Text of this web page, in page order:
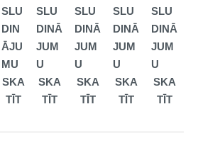
SLU
DIN
ĀJU
MU
SKA
TĪT
SLU
DINĀ
JUM
U
SKA
TĪT
SLU
DINĀ
JUM
U
SKA
TĪT
SLU
DINĀ
JUM
U
SKA
TĪT
SLU
DINĀ
JUM
U
SKA
TĪT